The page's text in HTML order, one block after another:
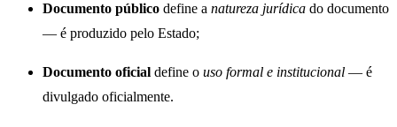
Documento público define a natureza jurídica do documento
— é produzido pelo Estado;
Documento oficial define o uso formal e institucional — é
divulgado oficialmente.